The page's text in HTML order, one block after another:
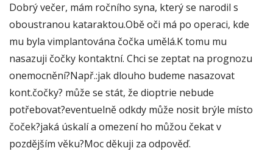
Dobrý večer, mám ročního syna, který se narodil s
oboustranou kataraktou.Obě oči má po operaci, kde
mu byla vimplantována čočka umělá.K tomu mu
nasazuji čočky kontaktní. Chci se zeptat na prognozu
onemocnění?Např.:jak dlouho budeme nasazovat
kont.čočky? může se stát, že dioptrie nebude
potřebovat?eventuelně odkdy může nosit brýle místo
čoček?jaká úskalí a omezení ho můžou čekat v
pozdějším věku?Moc děkuji za odpověď.